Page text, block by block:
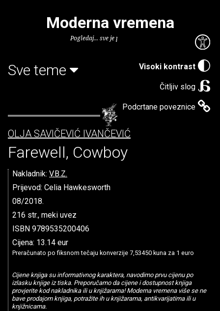
Visoki kontrast
Čitljiv slog
Podcrtane poveznice
Moderna vremena
Pogledaj... sve je puno knjiga.
Sve teme
OLJA SAVIČEVIĆ IVANČEVIĆ
Farewell, Cowboy
Nakladnik: V.B.Z.
Prijevod: Celia Hawkesworth
08/2018.
216 str., meki uvez
ISBN 9789535200406
Cijena: 13.14 eur
Preračunato po fiksnom tečaju konverzije 7,53450 kuna za 1 euro
Cijene knjiga su informativnog karaktera, navodimo prvu cijenu po
izlasku knjige iz tiska. Preporučamo da cijene i dostupnost knjiga
provjerite kod nakladnika ili u knjižarama! Moderna vremena više se ne
bave prodajom knjiga, potražite ih u knjižarama, antikvarijatima ili u
knjižnicama.